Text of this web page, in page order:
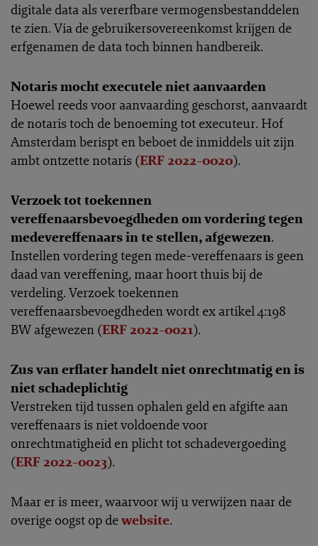
digitale data als vererfbare vermogensbestanddelen
te zien. Via de gebruikersovereenkomst krijgen de
erfgenamen de data toch binnen handbereik.
Notaris mocht executele niet aanvaarden
Hoewel reeds voor aanvaarding geschorst, aanvaardt
de notaris toch de benoeming tot executeur. Hof
Amsterdam berispt en beboet de inmiddels uit zijn
ambt ontzette notaris (ERF 2022-0020).
Verzoek tot toekennen
vereffenaarsbevoegdheden om vordering tegen
medevereffenaars in te stellen, afgewezen.
Instellen vordering tegen mede-vereffenaars is geen
daad van vereffening, maar hoort thuis bij de
verdeling. Verzoek toekennen
vereffenaarsbevoegdheden wordt ex artikel 4:198
BW afgewezen (ERF 2022-0021).
Zus van erflater handelt niet onrechtmatig en is
niet schadeplichtig
Verstreken tijd tussen ophalen geld en afgifte aan
vereffenaars is niet voldoende voor
onrechtmatigheid en plicht tot schadevergoeding
(ERF 2022-0023).
Maar er is meer, waarvoor wij u verwijzen naar de
overige oogst op dewebsite.